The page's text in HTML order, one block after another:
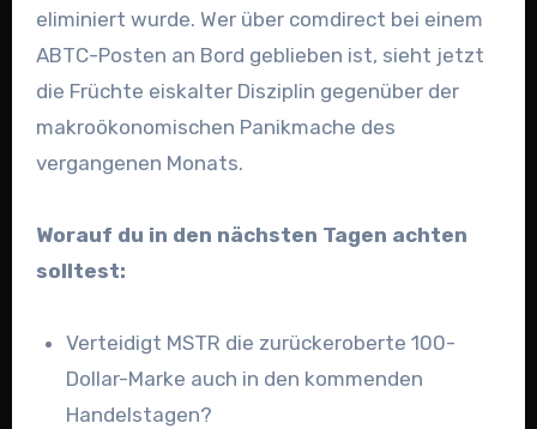
eliminiert wurde. Wer über comdirect bei einem
ABTC-Posten an Bord geblieben ist, sieht jetzt
die Früchte eiskalter Disziplin gegenüber der
makroökonomischen Panikmache des
vergangenen Monats.
Worauf du in den nächsten Tagen achten
solltest:
Verteidigt MSTR die zurückeroberte 100-
Dollar-Marke auch in den kommenden
Handelstagen?